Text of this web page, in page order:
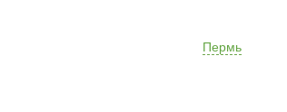
Пермь